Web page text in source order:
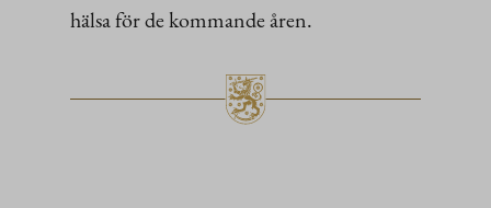
hälsa för de kommande åren.